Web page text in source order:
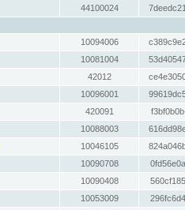
44100024
10094006
10081004
42012
10096001
420091
10088003
10046105
10090708
10090408
10053009